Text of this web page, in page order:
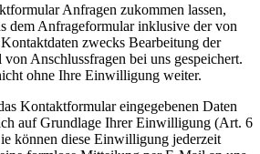
Anfragen zukommen lassen,
dem Anfrageformular inklusive der von
zwecks Bearbeitung der
Anschlussfragen bei uns gespeichert.
ohne Ihre Einwilligung weiter.
Kontaktformular eingegebenen Daten
auf Grundlage Ihrer Einwilligung (Art. 6
können diese Einwilligung jederzeit